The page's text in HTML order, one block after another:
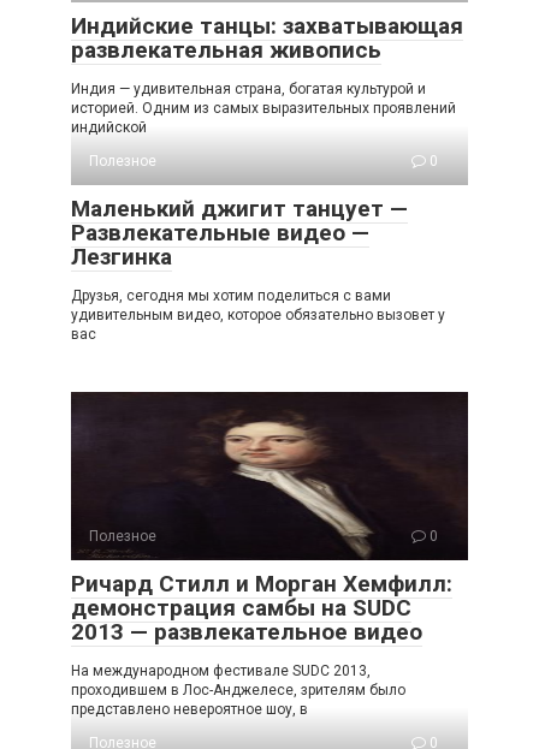
Индийские танцы: захватывающая
развлекательная живопись
Индия — удивительная страна, богатая культурой и
историей. Одним из самых выразительных проявлений
индийской
Полезное
0
Маленький джигит танцует —
Развлекательные видео —
Лезгинка
Друзья, сегодня мы хотим поделиться с вами
удивительным видео, которое обязательно вызовет у
вас
Полезное 0
Ричард Стилл и Морган Хемфилл:
демонстрация самбы на SUDC
2013 — развлекательное видео
На международном фестивале SUDC 2013,
проходившем в Лос-Анджелесе, зрителям было
представлено невероятное шоу, в
Полезное
0